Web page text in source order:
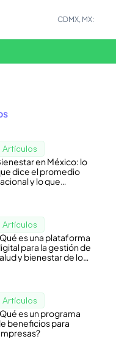
CDMX, MX:
Artículos
en México: lo
dice el promedio
y lo que
Artículos
es una plataforma
para la gestión de
y bienestar de los
Artículos
es un programa
beneficios para